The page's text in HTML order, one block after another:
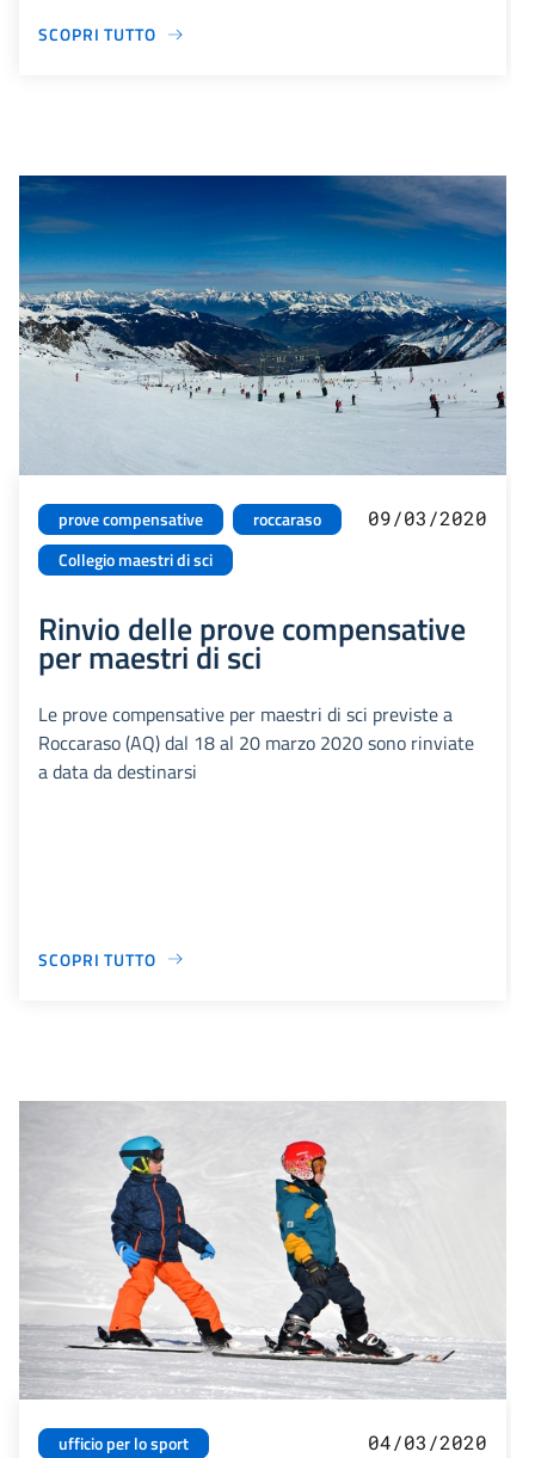
SCOPRI TUTTO
prove compensative
roccaraso
Collegio maestri di sci
09/03/2020
Rinvio delle prove compensative
per maestri di sci
Le prove compensative per maestri di sci previste a
Roccaraso (AQ) dal 18 al 20 marzo 2020 sono rinviate
a data da destinarsi
SCOPRI TUTTO
ufficio per lo sport
04/03/2020